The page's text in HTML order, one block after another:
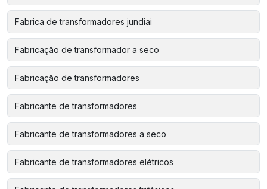
Fabrica de transformadores jundiai
Fabricação de transformador a seco
Fabricação de transformadores
Fabricante de transformadores
Fabricante de transformadores a seco
Fabricante de transformadores elétricos